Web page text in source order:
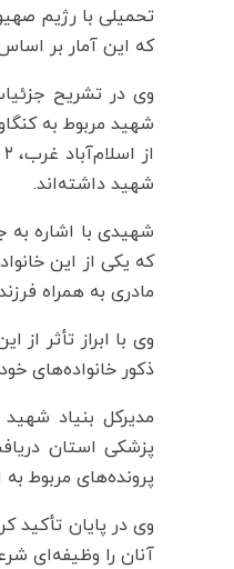
که این آمار بر
شهید داشته‌اند.
شهیدی با اشاره به
که یکی از این
مادری به همراه فرزند خردسال ۶ ساله‌اش
وی با ابراز تأثر
ذکور خانواده‌های
مدیرکل بنیاد
پرونده‌های مربوط به
وی در پایان تأکید
آنان را وظیفه‌ای